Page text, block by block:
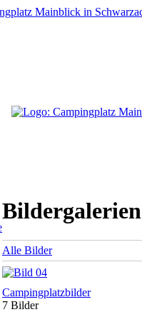
Bildergalerien
Alle Bilder
Campingplatzbilder
7 Bilder